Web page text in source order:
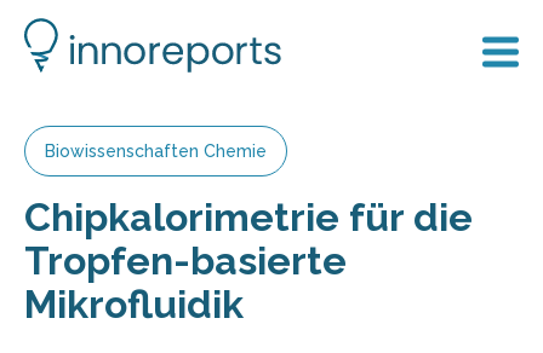
Biowissenschaften Chemie
Chipkalorimetrie für die
Tropfen-basierte
Mikrofluidik